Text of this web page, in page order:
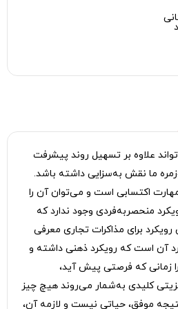
علاوه بر تسهیل روند پیشرفت
ما نقش به‌سزایی داشته باشد.
اکتسابی است و می‌توان آن را
منحصر‌به‌فردی وجود ندارد که
رویکرد برای مذاکرات تجاری معرفی
آن است که رویکرد ذهنی داشته و
زمانی که فرصتی پیش آید،
کلیدی به‌شمار می‌روند هیچ چیز
موفق، حیاتی نیست و لازمه آن،